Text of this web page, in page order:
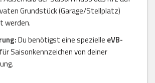
Grundstück (Garage/Stellplatz)
werden.
Du benötigst eine spezielle eVB-
für Saisonkennzeichen von deiner